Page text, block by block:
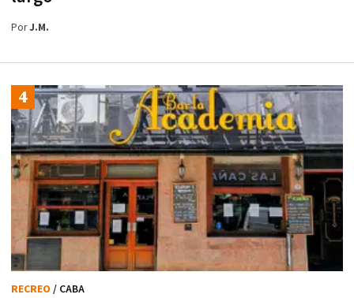
PorJ.M.
RECREO / CABA